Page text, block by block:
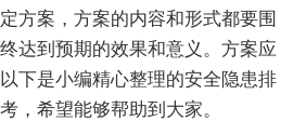
方案，方案的内容和形式都要围
达到预期的效果和意义。方案应
下是小编精心整理的安全隐患排
，希望能够帮助到大家。